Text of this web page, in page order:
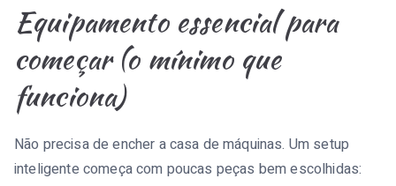
Equipamento essencial para
começar (o mínimo que
funciona)
Não precisa de encher a casa de máquinas. Um setup
inteligente começa com poucas peças bem escolhidas: